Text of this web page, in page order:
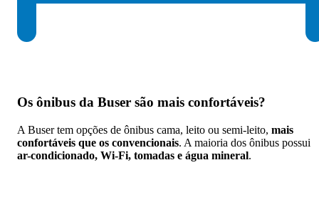
Os ônibus da Buser são mais confortáveis?
A Buser tem opções de ônibus cama, leito ou semi-leito, mais
confortáveis que os convencionais. A maioria dos ônibus possui
ar-condicionado, Wi-Fi, tomadas e água mineral.